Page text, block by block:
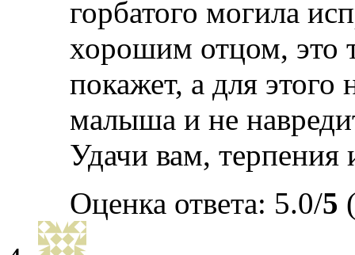
горбатого могила
хорошим отцом, это
покажет, а для
малыша и не
Удачи вам, терпения
Оценка ответа: 5.0/5